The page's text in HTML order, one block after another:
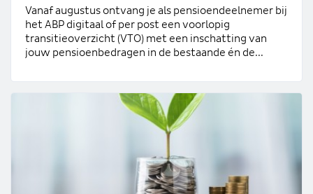
Vanaf augustus ontvang je als pensioendeelnemer bij
het ABP digitaal of per post een voorlopig
transitieoverzicht (VTO) met een inschatting van
jouw pensioenbedragen in de bestaande én de...